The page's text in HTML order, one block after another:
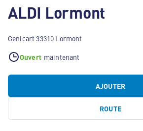
ALDI Lormont
Genicart 33310 Lormont
Ouvert maintenant
AJOUTER
ROUTE